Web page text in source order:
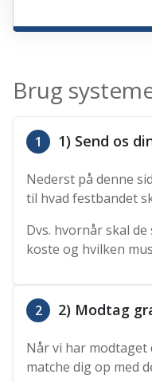
Brug
1 1) Send os
Nederst på denne
til hvad festbandet
Dvs. hvornår skal
koste og hvilken
2 2) Modtag
Når vi har
matche dig op med